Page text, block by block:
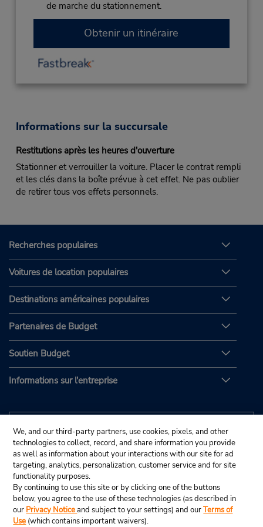
de marche du stationnement.
Obtenir un itinéraire
Informations sur la succursale
Restitutions après les heures d'ouverture
Stationner et verrouiller la voiture. Placer le contrat rempli
et les clés dans la boîte prévue à cet effet. Ne pas oublier
de retirer tous vos effets personnels.
Recherches populaires
Voitures de location populaires
Destinations américaines populaires
Partenaires de Budget
Soutien Budget
Informations sur l'entreprise
We, and our third-party partners, use cookies, pixels, and other
technologies to collect, record, and share information you provide
as well as information about your interactions with our site for ad
targeting, analytics, personalization, customer service and for site
functionality purposes.
By continuing to use this site or by clicking one of the buttons
below, you agree to the use of these technologies (as described in
our Privacy Noticeand subject to your settings) and ourTerms of
Use (which contains important waivers).